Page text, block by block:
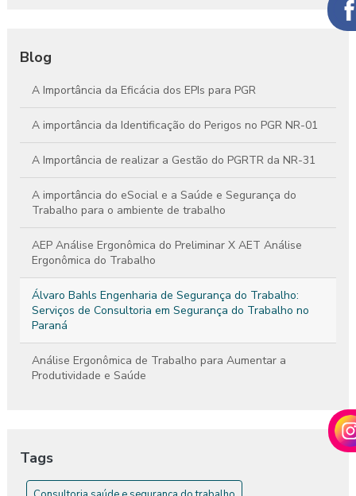
Blog
A Importância da Eficácia dos EPIs para PGR
A importância da Identificação do Perigos no PGR NR-01
A Importância de realizar a Gestão do PGRTR da NR-31
A importância do eSocial e a Saúde e Segurança do
Trabalho para o ambiente de trabalho
AEP Análise Ergonômica do Preliminar X AET Análise
Ergonômica do Trabalho
Álvaro Bahls Engenharia de Segurança do Trabalho:
Serviços de Consultoria em Segurança do Trabalho no
Paraná
Análise Ergonômica de Trabalho para Aumentar a
Produtividade e Saúde
Análise Ergonômica de Trabalho: Guia Completo
Tags